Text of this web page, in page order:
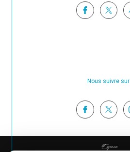
Nous suivre sur
Espace